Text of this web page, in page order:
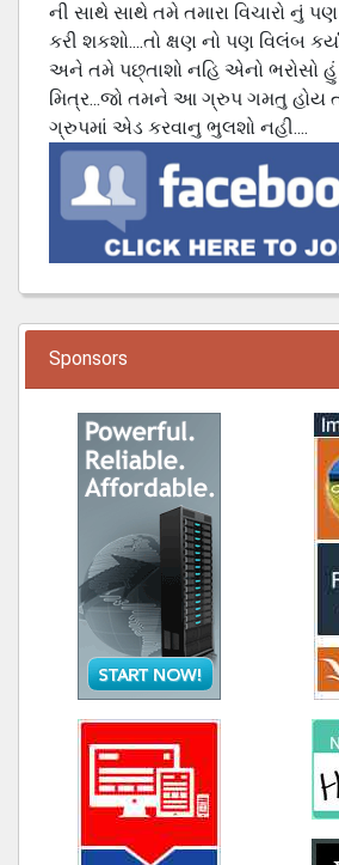
ની સાથે સાથે તમે તમારા વિચારો નું
કરી શકશો....તો ક્ષણ નો પણ વિલંબ
અને તમે પછ્તાશો નહિ એનો ભરોસો
મિત્ર...જો તમને આ ગ્રુપ ગમતુ હોય તો
ગ્રુપમાં એડ કરવાનુ ભુલશો નહી....
Sponsors